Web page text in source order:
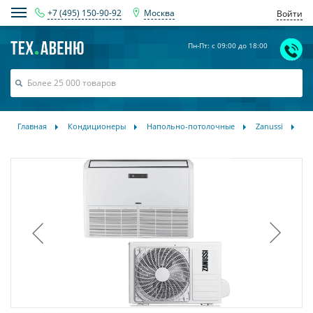
+7 (495) 150-90-92 Москва Войти
Пн-Пт: с 09:00 до 18:00
Главная Кондиционеры Напольно-потолочные Zanussi